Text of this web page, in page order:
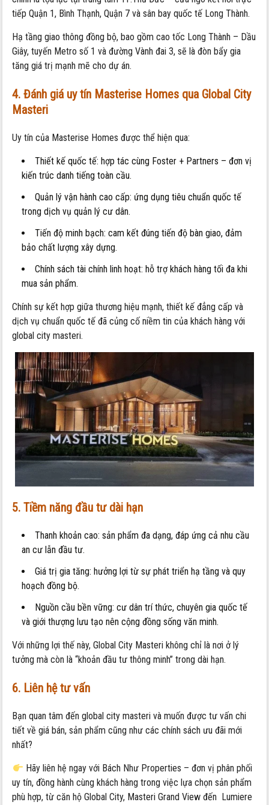
tiếp Quận 1, Bình Thạnh, Quận 7 và sân bay quốc tế Long Thành.
Hạ tầng giao thông đồng bộ, bao gồm cao tốc Long Thành – Dầu
Giây, tuyến Metro số 1 và đường Vành đai 3, sẽ là đòn bẩy gia
tăng giá trị mạnh mẽ cho dự án.
4. Đánh giá uy tín Masterise Homes qua Global City
Masteri
Uy tín của Masterise Homes được thể hiện qua:
Thiết kế quốc tế: hợp tác cùng Foster + Partners – đơn vị
kiến trúc danh tiếng toàn cầu.
Quản lý vận hành cao cấp: ứng dụng tiêu chuẩn quốc tế
trong dịch vụ quản lý cư dân.
Tiến độ minh bạch: cam kết đúng tiến độ bàn giao, đảm
bảo chất lượng xây dựng.
Chính sách tài chính linh hoạt: hỗ trợ khách hàng tối đa khi
mua sản phẩm.
Chính sự kết hợp giữa thương hiệu mạnh, thiết kế đẳng cấp và
dịch vụ chuẩn quốc tế đã củng cố niềm tin của khách hàng với
global city masteri.
5. Tiềm năng đầu tư dài hạn
Thanh khoản cao: sản phẩm đa dạng, đáp ứng cả nhu cầu
an cư lẫn đầu tư.
Giá trị gia tăng: hưởng lợi từ sự phát triển hạ tầng và quy
hoạch đồng bộ.
Nguồn cầu bền vững: cư dân trí thức, chuyên gia quốc tế
và giới thượng lưu tạo nên cộng đồng sống văn minh.
Với những lợi thế này, Global City Masteri không chỉ là nơi ở lý
tưởng mà còn là “khoản đầu tư thông minh” trong dài hạn.
6. Liên hệ tư vấn
Bạn quan tâm đến global city masteri và muốn được tư vấn chi
tiết về giá bán, sản phẩm cũng như các chính sách ưu đãi mới
nhất?
Hãy liên hệ ngay với Bách Như Properties – đơn vị phân phối
uy tín, đồng hành cùng khách hàng trong việc lựa chọn sản phẩm
phù hợp, từ căn hộ Global City, Masteri Grand View đến Lumiere